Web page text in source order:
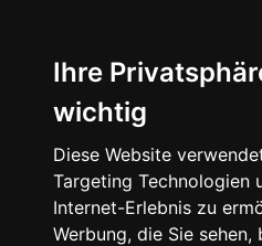
Ihre
wichtig
Diese Website
Targeting Technologien
Internet-Erlebnis zu
Werbung, die Sie sehen,